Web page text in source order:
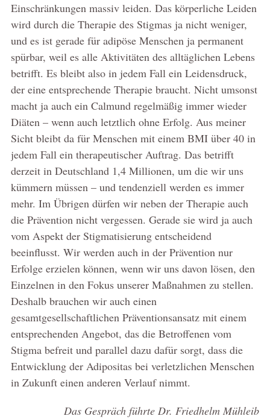
Einschränkungen massiv leiden. Das körperliche Leiden
wird durch die Therapie des Stigmas ja nicht weniger,
und es ist gerade für adipöse Menschen ja permanent
spürbar, weil es alle Aktivitäten des alltäglichen Lebens
betrifft. Es bleibt also in jedem Fall ein Leidensdruck,
der eine entsprechende Therapie braucht. Nicht umsonst
macht ja auch ein Calmund regelmäßig immer wieder
Diäten – wenn auch letztlich ohne Erfolg. Aus meiner
Sicht bleibt da für Menschen mit einem BMI über 40 in
jedem Fall ein therapeutischer Auftrag. Das betrifft
derzeit in Deutschland 1,4 Millionen, um die wir uns
kümmern müssen – und tendenziell werden es immer
mehr. Im Übrigen dürfen wir neben der Therapie auch
die Prävention nicht vergessen. Gerade sie wird ja auch
vom Aspekt der Stigmatisierung entscheidend
beeinflusst. Wir werden auch in der Prävention nur
Erfolge erzielen können, wenn wir uns davon lösen, den
Einzelnen in den Fokus unserer Maßnahmen zu stellen.
Deshalb brauchen wir auch einen
gesamtgesellschaftlichen Präventionsansatz mit einem
entsprechenden Angebot, das die Betroffenen vom
Stigma befreit und parallel dazu dafür sorgt, dass die
Entwicklung der Adipositas bei verletzlichen Menschen
in Zukunft einen anderen Verlauf nimmt.
Das Gespräch führte Dr. Friedhelm Mühleib